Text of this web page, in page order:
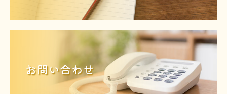
お問い合わせ